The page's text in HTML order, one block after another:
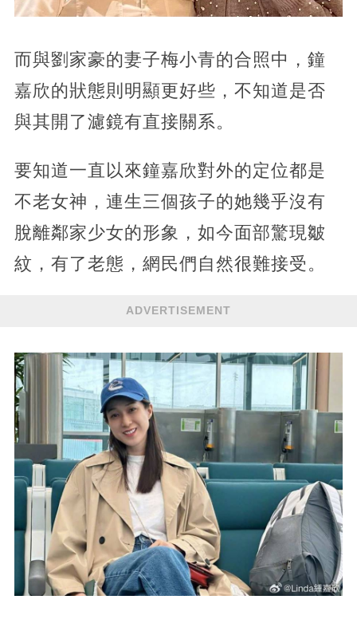
而與劉家豪的妻子梅小青的合照中，鐘
嘉欣的狀態則明顯更好些，不知道是否
與其開了濾鏡有直接關系。
要知道一直以來鐘嘉欣對外的定位都是
不老女神，連生三個孩子的她幾乎沒有
脫離鄰家少女的形象，如今面部驚現皺
紋，有了老態，網民們自然很難接受。
ADVERTISEMENT